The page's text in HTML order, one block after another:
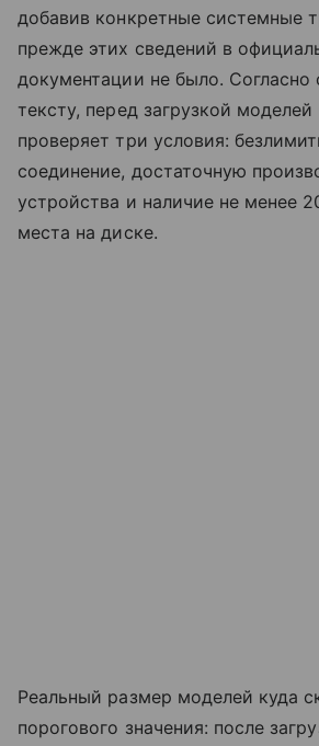
добавив конкретные системные
прежде этих сведений в
документации не было. Согласно
тексту, перед загрузкой моделей
проверяет три условия:
соединение, достаточную
устройства и наличие не менее
места на диске.
Реальный размер моделей куда
порогового значения: после